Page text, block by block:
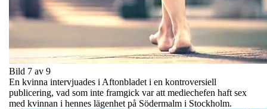
Bild 7 av 9
En kvinna intervjuades i Aftonbladet i en kontroversiell
publicering, vad som inte framgick var att mediechefen haft sex
med kvinnan i hennes lägenhet på Södermalm i Stockholm.